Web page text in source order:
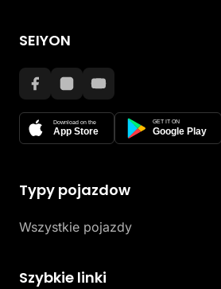
SEIYON
Download on the
App Store
GET IT ON
Google Play
Typy pojazdow
Wszystkie pojazdy
Szybkie linki